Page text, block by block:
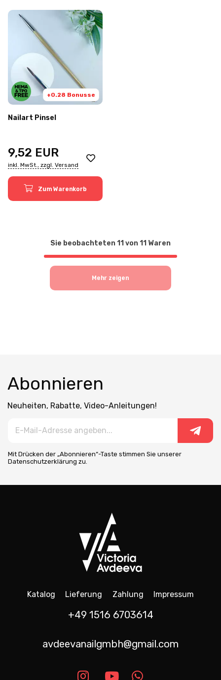
+0.28 Bonusse
Nailart Pinsel
9,52 EUR
inkl. MwSt., zzgl. Versand
Zum Warenkorb
Sie beobachteten11 von11 Waren
Mehr zeigen
Abonnieren
Neuheiten, Rabatte, Video-Anleitungen!
Mit Drücken der „Abonnieren“-Taste stimmen Sie unserer
Datenschutzerklärung zu.
Katalog Lieferung Zahlung Impressum
+49 1516 6703614
avdeevanailgmbh@gmail.com